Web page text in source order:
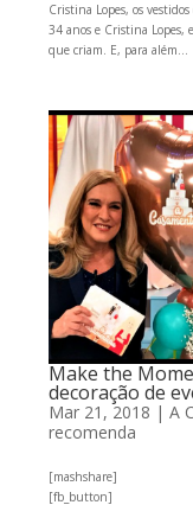
Cristina Lopes, os
34 anos e Cristina Lopes,
que criam. E, para além...
Make the
decoração de
Mar 21, 2018 | A
recomenda
[mashshare]
[fb_button]